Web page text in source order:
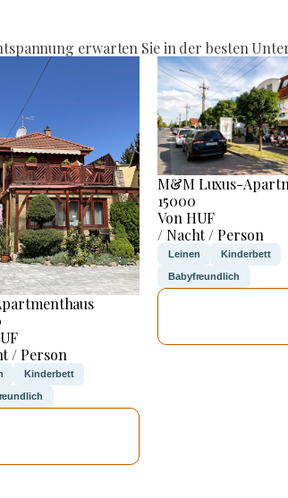
erwarten Sie in der besten
/ Person
Kinderbett
M&M Luxus-
15000
Von HUF
/ Nacht / Person
Leinen Kinderbett
Babyfreundlich